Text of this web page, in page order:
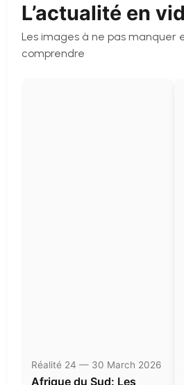
L’actualité en
Les images à ne pas manquer
comprendre
Réalité 24 — 30 March 2026
Afrique du Sud: Les